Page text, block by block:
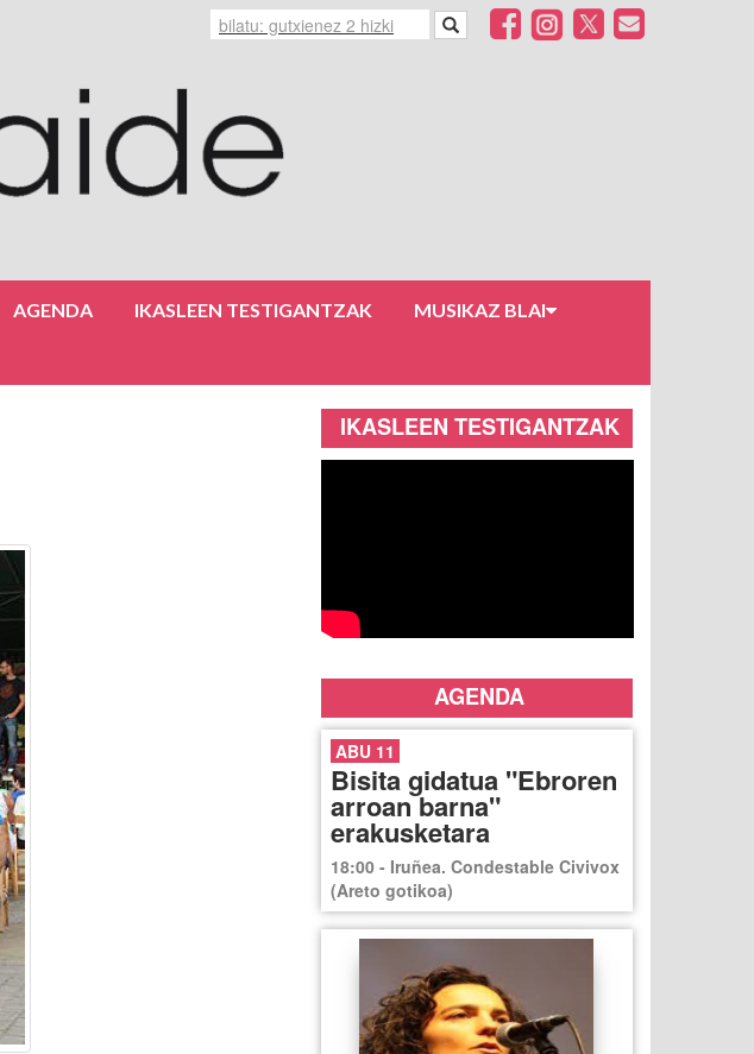
AGENDA IKASLEEN TESTIGANTZAK
MUSIKAZ BLAI
IKASLEEN TESTIGANTZAK
AGENDA
ABU 11
Bisita gidatua "Ebroren
arroan barna"
erakusketara
18:00 - Iruñea. Condestable Civivox
(Areto gotikoa)